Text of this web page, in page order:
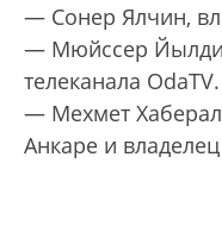
— Сонер Ялчин,
— Мюйссер
телеканала OdaTV.
— Мехмет
Анкаре и